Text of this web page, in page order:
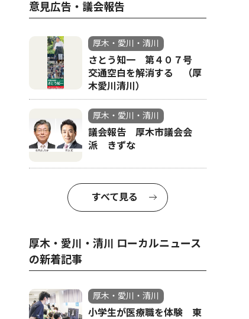
意見広告・議会報告
厚木・愛川・清川
さとう知一 第４０７号
交通空白を解消する （厚
木愛川清川）
厚木・愛川・清川
議会報告 厚木市議会会
派 きずな
すべて見る
厚木・愛川・清川 ローカルニュース
の新着記事
厚木・愛川・清川
小学生が医療職を体験 東